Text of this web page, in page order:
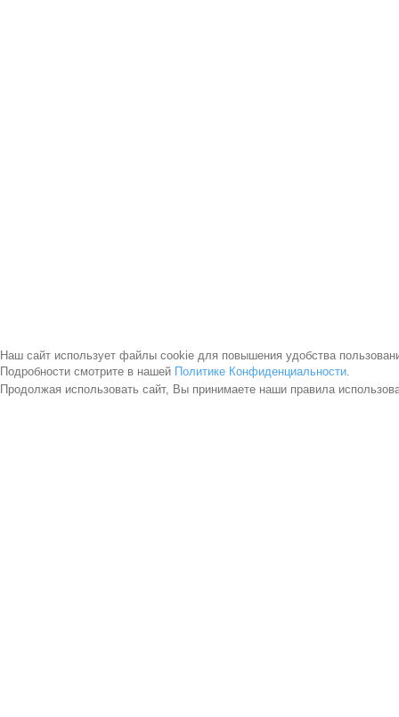
Наш сайт использует файлы cookie для повышения удобства
Подробности смотрите в нашей Политике Конфиденциальности.
Продолжая использовать сайт, Вы принимаете наши правила